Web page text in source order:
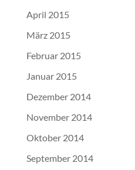
April 2015
März 2015
Februar 2015
Januar 2015
Dezember 2014
November 2014
Oktober 2014
September 2014